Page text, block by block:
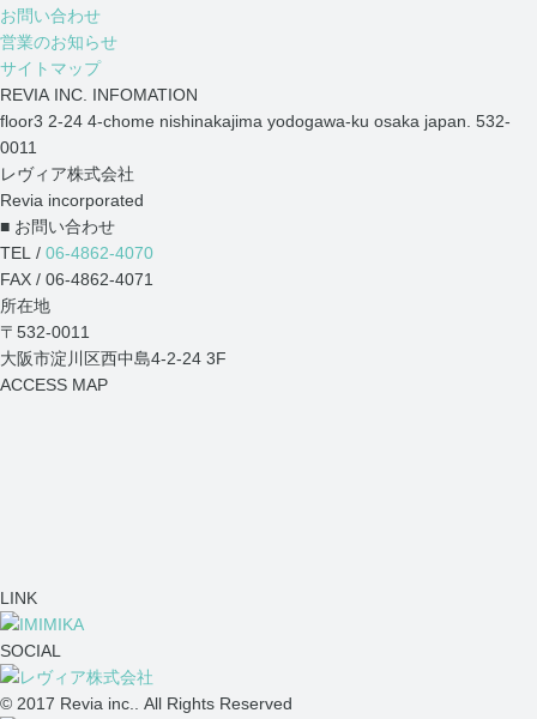
お問い合わせ
営業のお知らせ
サイトマップ
REVIA INC. INFOMATION
floor3 2-24 4-chome nishinakajima yodogawa-ku osaka japan. 532-
0011
レヴィア株式会社
Revia incorporated
■ お問い合わせ
TEL / 06-4862-4070
FAX / 06-4862-4071
所在地
〒532-0011
大阪市淀川区西中島4-2-24 3F
ACCESS MAP
LINK
SOCIAL
© 2017 Revia inc.. All Rights Reserved